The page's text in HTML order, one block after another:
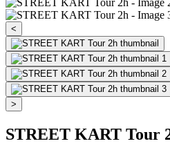
<
>
STREET KART Tour